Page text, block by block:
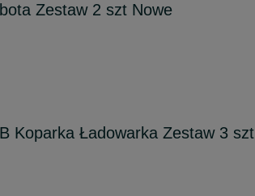
Zestaw 2 szt Nowe
Koparka Ładowarka Zestaw 3 szt